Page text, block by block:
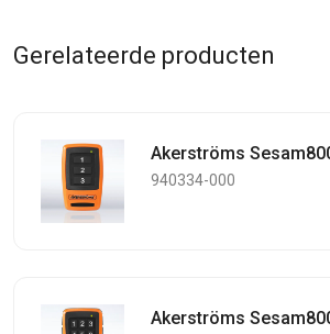
Gerelateerde producten
Akerströms
940334-000
Akerströms